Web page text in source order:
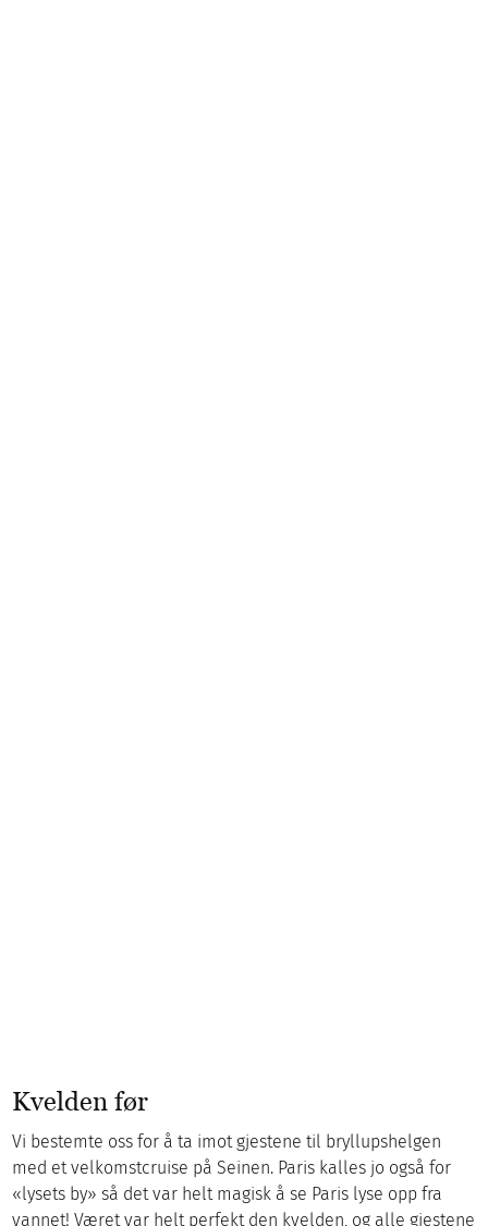
Kvelden før
Vi bestemte oss for å ta imot gjestene til bryllupshelgen
med et velkomstcruise på Seinen. Paris kalles jo også for
«lysets by» så det var helt magisk å se Paris lyse opp fra
vannet! Været var helt perfekt den kvelden, og alle gjestene